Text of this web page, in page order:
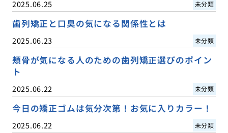
2025.06.25 未分類
歯列矯正と口臭の気になる関係性とは
2025.06.23 未分類
頬骨が気になる人のための歯列矯正選びのポイン
ト
2025.06.22 未分類
今日の矯正ゴムは気分次第！お気に入りカラー！
2025.06.22 未分類